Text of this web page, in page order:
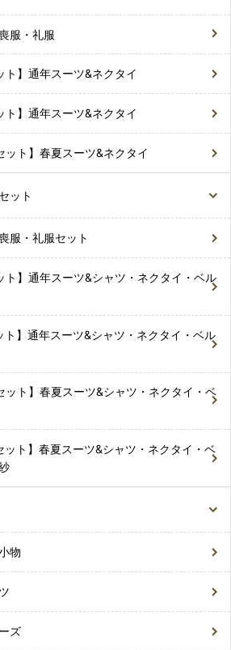
服・礼服
ト】通年スーツ&ネクタイ
ト】通年スーツ&ネクタイ
ット】春夏スーツ&ネクタイ
ット
服・礼服セット
ト】通年スーツ&シャツ・ネクタイ・ベル
ト】通年スーツ&シャツ・ネクタイ・ベル
ット】春夏スーツ&シャツ・ネクタイ・ベ
ット】春夏スーツ&シャツ・ネクタイ・ベ
物
ズ